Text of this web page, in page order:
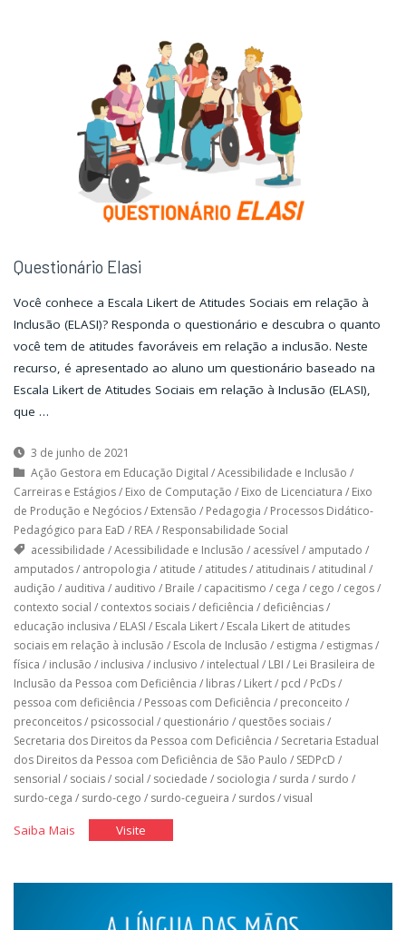
uma
história"
Questionário Elasi
Você conhece a Escala Likert de Atitudes Sociais em relação à
Inclusão (ELASI)? Responda o questionário e descubra o quanto
você tem de atitudes favoráveis em relação a inclusão. Neste
recurso, é apresentado ao aluno um questionário baseado na
Escala Likert de Atitudes Sociais em relação à Inclusão (ELASI),
que …
3 de junho de 2021
Ação Gestora em Educação Digital /Acessibilidade e Inclusão /
Carreiras e Estágios/ Eixo de Computação / Eixo de Licenciatura / Eixo
de Produção e Negócios/ Extensão / Pedagogia / Processos Didático-
Pedagógico para EaD / REA/ Responsabilidade Social
acessibilidade /Acessibilidade e Inclusão / acessível / amputado /
amputados/ antropologia / atitude / atitudes/ atitudinais/ atitudinal /
audição / auditiva / auditivo / Braile / capacitismo / cega / cego / cegos/
contexto social / contextos sociais/ deficiência / deficiências/
educação inclusiva / ELASI / Escala Likert/ Escala Likert de atitudes
sociais em relação à inclusão / Escola de Inclusão / estigma / estigmas/
física / inclusão / inclusiva / inclusivo / intelectual / LBI / Lei Brasileira de
Inclusão da Pessoa com Deficiência / libras/ Likert/ pcd / PcDs/
pessoa com deficiência / Pessoas com Deficiência / preconceito /
preconceitos/ psicossocial / questionário / questões sociais/
Secretaria dos Direitos da Pessoa com Deficiência / Secretaria Estadual
dos Direitos da Pessoa com Deficiência de São Paulo / SEDPcD /
sensorial / sociais/ social / sociedade / sociologia / surda / surdo /
surdo-cega / surdo-cego / surdo-cegueira / surdos/visual
Saiba Mais"Questionário
Visite"Questionário